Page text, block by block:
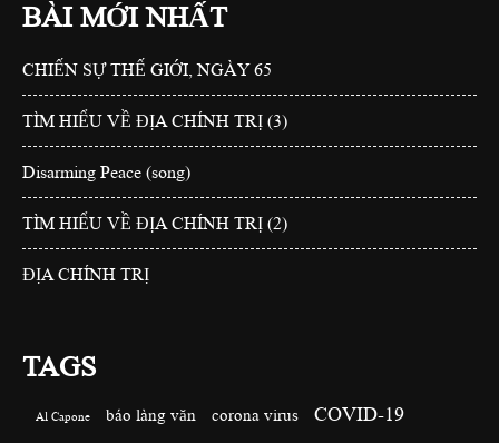
BÀI MỚI NHẤT
CHIẾN SỰ THẾ GIỚI, NGÀY 65
TÌM HIỂU VỀ ĐỊA CHÍNH TRỊ (3)
Disarming Peace (song)
TÌM HIỂU VỀ ĐỊA CHÍNH TRỊ (2)
ĐỊA CHÍNH TRỊ
TAGS
Al Capone báo làng văn corona virus COVID-19